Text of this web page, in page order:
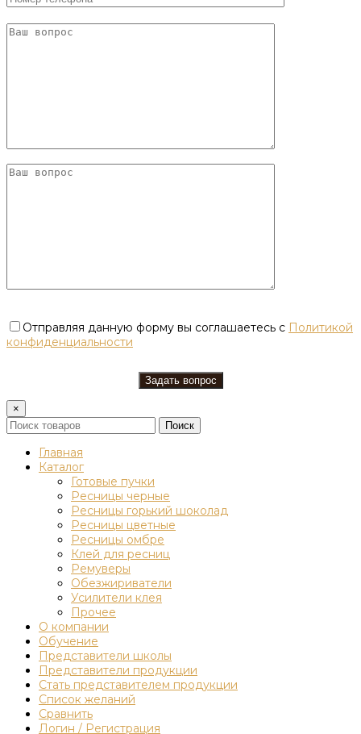
Отправляя данную форму вы соглашаетесь с Политикой
конфиденциальности
×
Поиск
Главная
Каталог
Готовые пучки
Ресницы черные
Ресницы горький шоколад
Ресницы цветные
Ресницы омбре
Клей для ресниц
Ремуверы
Обезжириватели
Усилители клея
Прочее
О компании
Обучение
Представители школы
Представители продукции
Стать представителем продукции
Список желаний
Сравнить
Логин / Регистрация